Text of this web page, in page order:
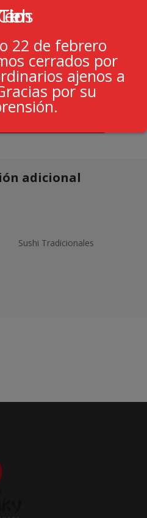
al carrito
adicional
Sushi Tradicionales
22 de febrero
cerrados por
ajenos a
por su